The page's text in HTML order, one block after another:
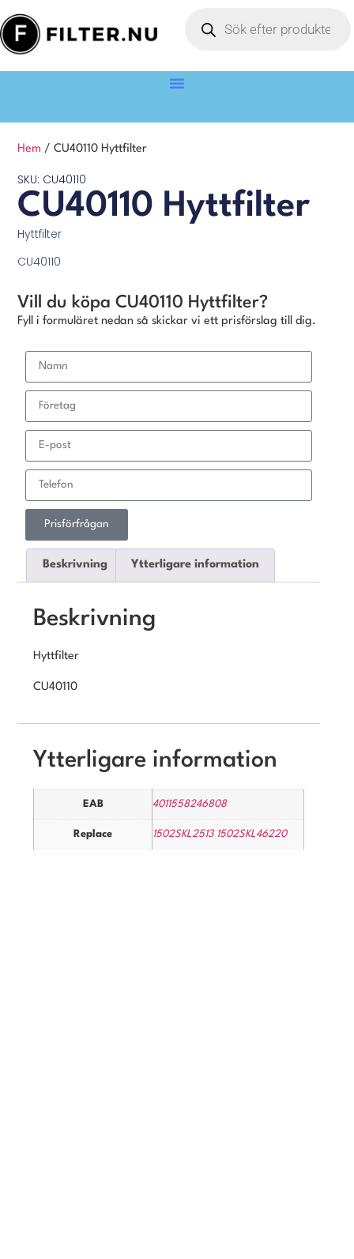
Hem / CU40110 Hyttfilter
SKU: CU40110
CU40110 Hyttfilter
Hyttfilter
CU40110
Vill du köpa CU40110 Hyttfilter?
Fyll i formuläret nedan så skickar vi ett prisförslag till dig.
Prisförfrågan
Beskrivning Ytterligare information
Beskrivning
Hyttfilter
CU40110
Ytterligare information
EAB 4011558246808
Replace 1502SKL2513 1502SKL46220